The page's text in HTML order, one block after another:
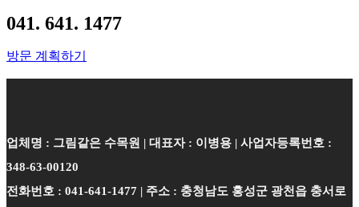
041. 641. 1477
방문 계획하기
업체명 : 그림같은 수목원 | 대표자 : 이병용 | 사업자등록번호 :
348-63-00120
전화번호 : 041-641-1477 | 주소 : 충청남도 홍성군 광천읍 충서로